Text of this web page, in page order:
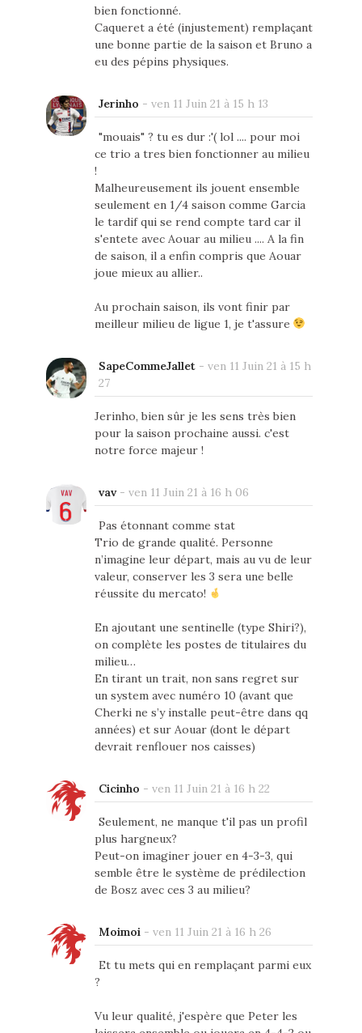
bien fonctionné.
Caqueret a été (injustement) remplaçant
une bonne partie de la saison et Bruno a
eu des pépins physiques.
Jerinho - ven 11 Juin 21 à 15 h 13
"mouais" ? tu es dur :'( lol .... pour moi
ce trio a tres bien fonctionner au milieu
!
Malheureusement ils jouent ensemble
seulement en 1/4 saison comme Garcia
le tardif qui se rend compte tard car il
s'entete avec Aouar au milieu .... A la fin
de saison, il a enfin compris que Aouar
joue mieux au allier..
Au prochain saison, ils vont finir par
meilleur milieu de ligue 1, je t'assure
SapeCommeJallet- ven 11 Juin 21 à 15 h
27
Jerinho, bien sûr je les sens très bien
pour la saison prochaine aussi. c'est
notre force majeur !
vav- ven 11 Juin 21 à 16 h 06
Pas étonnant comme stat
Trio de grande qualité. Personne
n’imagine leur départ, mais au vu de leur
valeur, conserver les 3 sera une belle
réussite du mercato!
En ajoutant une sentinelle (type Shiri?),
on complète les postes de titulaires du
milieu…
En tirant un trait, non sans regret sur
un system avec numéro 10 (avant que
Cherki ne s’y installe peut-être dans qq
années) et sur Aouar (dont le départ
devrait renflouer nos caisses)
Cicinho - ven 11 Juin 21 à 16 h 22
Seulement, ne manque t'il pas un profil
plus hargneux?
Peut-on imaginer jouer en 4-3-3, qui
semble être le système de prédilection
de Bosz avec ces 3 au milieu?
Moimoi - ven 11 Juin 21 à 16 h 26
Et tu mets qui en remplaçant parmi eux
?
Vu leur qualité, j'espère que Peter les